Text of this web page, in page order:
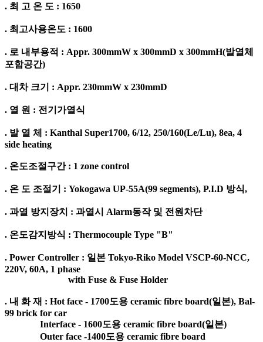
. 최 고 온 도 : 1650
. 최고사용온도 : 1600
. 로 내부용적 : Appr. 300mmW x 300mmD x 300mmH(발열체
포함공간)
. 대차 크기 : Appr. 230mmW x 230mmD
. 열 원 : 전기가열식
. 발 열 체 : Kanthal Super1700, 6/12, 250/160(Le/Lu), 8ea, 4
side heating
. 온도조절구간 : 1 zone control
. 온 도 조절기 : Yokogawa UP-55A(99 segments), P.I.D 방식,
. 과열 방지장치 : 과열시 Alarm동작 및 전원차단
. 온도감지방식 : Thermocouple Type "B"
. Power Controller : 일본 Tokyo-Riko Model VSCP-60-NCC,
220V, 60A, 1 phase
with Fuse & Fuse Holder
. 내 화 재 : Hot face - 1700도용 ceramic fibre board(일본), Bal-
99 brick for car
Interface - 1600도용 ceramic fibre board(일본)
Outer face -1400도용 ceramic fibre board